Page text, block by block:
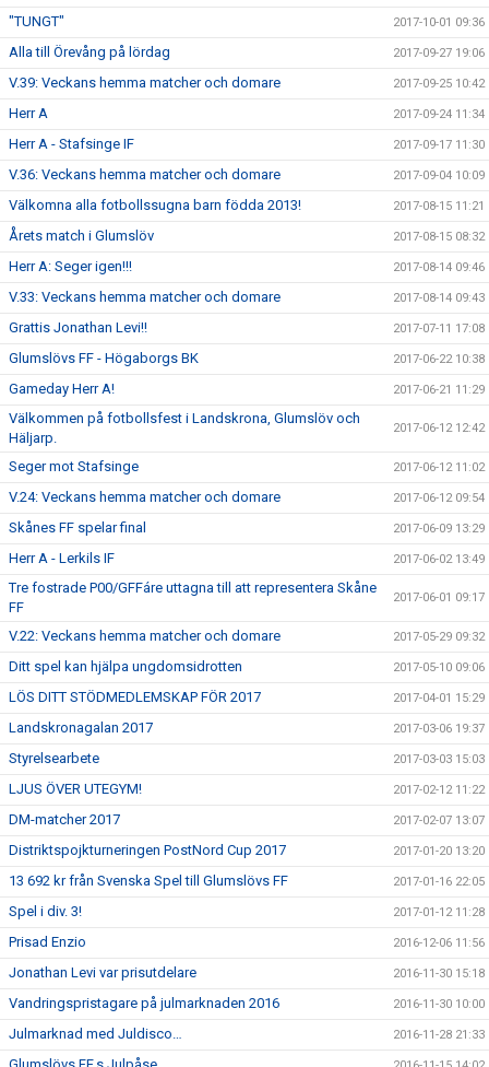
"TUNGT" 2017-10-01 09:36
Alla till Örevång på lördag 2017-09-27 19:06
V.39: Veckans hemma matcher och domare 2017-09-25 10:42
Herr A 2017-09-24 11:34
Herr A - Stafsinge IF 2017-09-17 11:30
V.36: Veckans hemma matcher och domare 2017-09-04 10:09
Välkomna alla fotbollssugna barn födda 2013! 2017-08-15 11:21
Årets match i Glumslöv 2017-08-15 08:32
Herr A: Seger igen!!! 2017-08-14 09:46
V.33: Veckans hemma matcher och domare 2017-08-14 09:43
Grattis Jonathan Levi!! 2017-07-11 17:08
Glumslövs FF - Högaborgs BK 2017-06-22 10:38
Gameday Herr A! 2017-06-21 11:29
Välkommen på fotbollsfest i Landskrona, Glumslöv och
Häljarp.
2017-06-12 12:42
Seger mot Stafsinge 2017-06-12 11:02
V.24: Veckans hemma matcher och domare 2017-06-12 09:54
Skånes FF spelar final 2017-06-09 13:29
Herr A - Lerkils IF 2017-06-02 13:49
Tre fostrade P00/GFFáre uttagna till att representera Skåne
FF
2017-06-01 09:17
V.22: Veckans hemma matcher och domare 2017-05-29 09:32
Ditt spel kan hjälpa ungdomsidrotten 2017-05-10 09:06
LÖS DITT STÖDMEDLEMSKAP FÖR 2017 2017-04-01 15:29
Landskronagalan 2017 2017-03-06 19:37
Styrelsearbete 2017-03-03 15:03
LJUS ÖVER UTEGYM! 2017-02-12 11:22
DM-matcher 2017 2017-02-07 13:07
Distriktspojkturneringen PostNord Cup 2017 2017-01-20 13:20
13 692 kr från Svenska Spel till Glumslövs FF 2017-01-16 22:05
Spel i div. 3! 2017-01-12 11:28
Prisad Enzio 2016-12-06 11:56
Jonathan Levi var prisutdelare 2016-11-30 15:18
Vandringspristagare på julmarknaden 2016 2016-11-30 10:00
Julmarknad med Juldisco… 2016-11-28 21:33